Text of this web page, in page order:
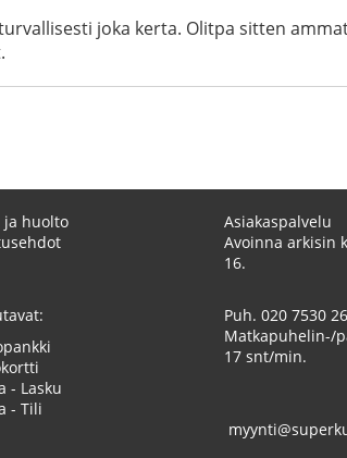
joka kerta. Olitpa sitten
ja huolto
- Lasku
- Tili
Asiakaspalvelu
Avoinna arkisin
16.
Puh. 020 7530
Matkapuhelin-/
17 snt/min.